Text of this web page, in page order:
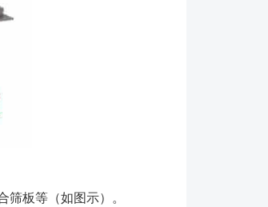
正确。 参考安装图，检查筛板
围内）。利用垫片垫在弹簧底板
至+40℃。如有超出范围请再签
气体或蒸汽（例如易燃气
用特种电动机。 运行 ●检查
接地正确。 启动 ●当启动
载之前，要保证电动机运转良
板等（如图示）。